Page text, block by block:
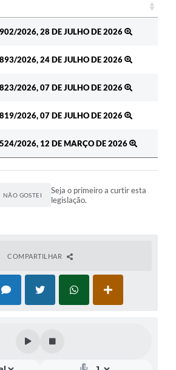
2026, 28 DE JULHO DE 2026
2026, 24 DE JULHO DE 2026
2026, 07 DE JULHO DE 2026
2026, 07 DE JULHO DE 2026
2026, 12 DE MARÇO DE 2026
NÃO GOSTEI
Seja o primeiro a curtir esta
legislação.
COMPARTILHAR